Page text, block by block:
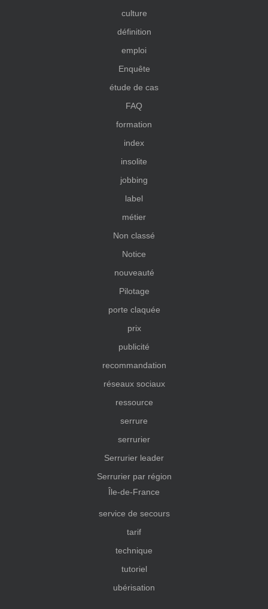
culture
définition
emploi
Enquête
étude de cas
FAQ
formation
index
insolite
jobbing
label
métier
Non classé
Notice
nouveauté
Pilotage
porte claquée
prix
publicité
recommandation
réseaux sociaux
ressource
serrure
serrurier
Serrurier leader
Serrurier par région
Île-de-France
service de secours
tarif
technique
tutoriel
ubérisation